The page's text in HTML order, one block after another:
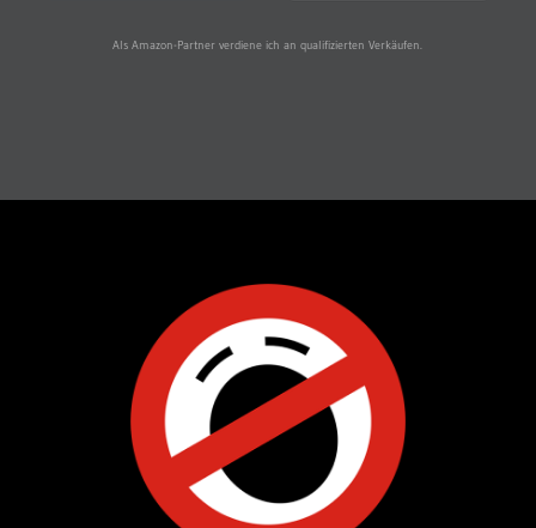
Als Amazon-Partner verdiene ich an qualifizierten Verkäufen.